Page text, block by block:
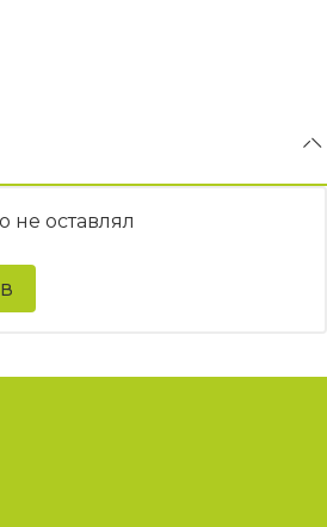
не оставлял